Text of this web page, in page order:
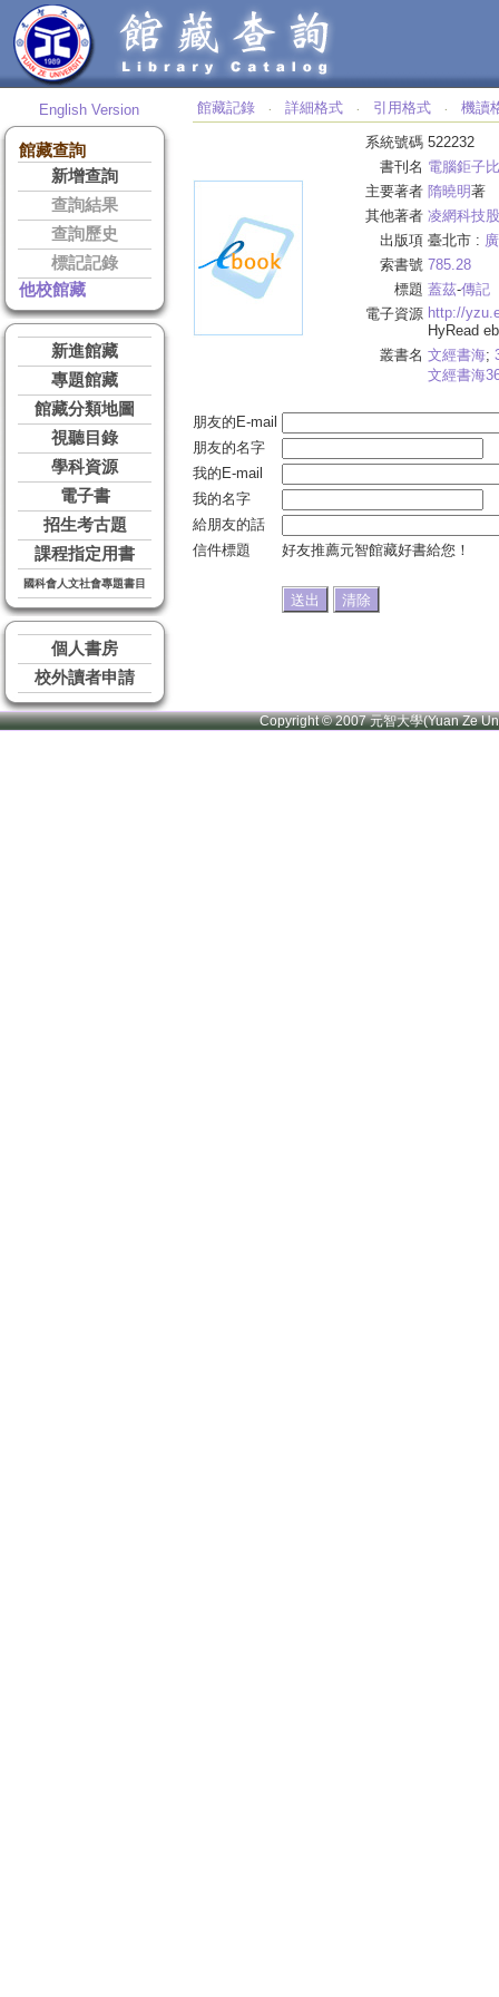
English Version
館藏查詢
新增查詢
查詢結果
查詢歷史
標記記錄
他校館藏
新進館藏
專題館藏
館藏分類地圖
視聽目錄
學科資源
電子書
招生考古題
課程指定用書
國科會人文社會專題書目
個人書房
校外讀者申請
館藏記錄 ‧ 詳細格式 ‧ 引用格式 ‧ 機讀
系統號碼 522232
書刊名 電腦鉅子
主要著者 隋曉明著
其他著者 凌網科技
出版項 臺北市 :
索書號 785.28
標題 蓋茲-傳記
電子資源 http://
HyRead
叢書名 文經書海;
文經書海
朋友的E-mail
朋友的名字
我的E-mail
我的名字
給朋友的話
信件標題
好友推薦元智館藏好書給您！
Copyright © 2007 元智大學(Yuan Ze